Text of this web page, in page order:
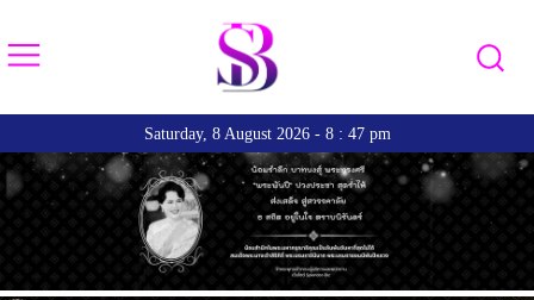
Saturday, 8 August 2026 - 8 : 47 pm